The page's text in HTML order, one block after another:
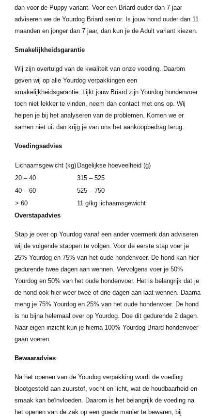
dan voor de Puppy variant. Voor een Briard ouder dan 7 jaar
adviseren we de Yourdog Briard senior. Is jouw hond ouder dan 11
maanden en jonger dan 7 jaar, dan kun je de Adult variant kiezen.
Smakelijkheidsgarantie
Wij zijn overtuigd van de kwaliteit van onze voeding. Daarom
geven wij op alle Yourdog verpakkingen een
smakelijkheidsgarantie. Lijkt jouw Briard zijn Yourdog hondenvoer
toch niet lekker te vinden, neem dan contact met ons op. Wij
helpen je bij het analyseren van de problemen. Komen we er
samen niet uit dan krijg je van ons het aankoopbedrag terug.
Voedingsadvies
Lichaamsgewicht (kg) Dagelijkse hoeveelheid (g)
20 – 40
315 – 525
40 – 60
525 – 750
> 60
11 g/kg lichaamsgewicht
Overstapadvies
Stap je over op Yourdog vanaf een ander voermerk dan adviseren
wij de volgende stappen te volgen. Voor de eerste stap voer je
25% Yourdog en 75% van het oude hondenvoer. De hond kan hier
gedurende twee dagen aan wennen. Vervolgens voer je 50%
Yourdog en 50% van het oude hondenvoer. Het is belangrijk dat je
de hond ook hier weer twee of drie dagen aan laat wennen. Daarna
meng je 75% Yourdog en 25% van het oude hondenvoer. De hond
is nu bijna helemaal over op Yourdog. Doe dit gedurende 2 dagen.
Naar eigen inzicht kun je hierna 100% Yourdog Briard hondenvoer
gaan voeren.
Bewaaradvies
Na het openen van de Yourdog verpakking wordt de voeding
blootgesteld aan zuurstof, vocht en licht, wat de houdbaarheid en
smaak kan beïnvloeden. Daarom is het belangrijk de voeding na
het openen van de zak op een goede manier te bewaren, bij